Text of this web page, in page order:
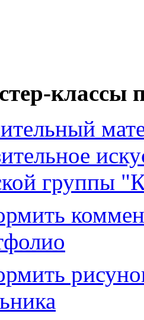
классы
группы